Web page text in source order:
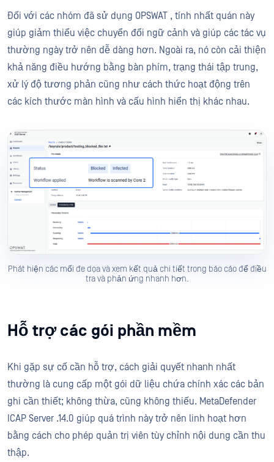
Đối với các nhóm đã sử dụng OPSWAT , tính nhất quán này
giúp giảm thiểu việc chuyển đổi ngữ cảnh và giúp các tác vụ
thường ngày trở nên dễ dàng hơn. Ngoài ra, nó còn cải thiện
khả năng điều hướng bằng bàn phím, trạng thái tập trung,
xử lý độ tương phản cũng như cách thức hoạt động trên
các kích thước màn hình và cấu hình hiển thị khác nhau.
Phát hiện các mối đe dọa và xem kết quả chi tiết trong báo cáo để điều
tra và phản ứng nhanh hơn.
Hỗ trợ các gói phần mềm
Khi gặp sự cố cần hỗ trợ, cách giải quyết nhanh nhất
thường là cung cấp một gói dữ liệu chứa chính xác các bản
ghi cần thiết; không thừa, cũng không thiếu. MetaDefender
ICAP Server .14.0 giúp quá trình này trở nên linh hoạt hơn
bằng cách cho phép quản trị viên tùy chỉnh nội dung cần thu
thập.